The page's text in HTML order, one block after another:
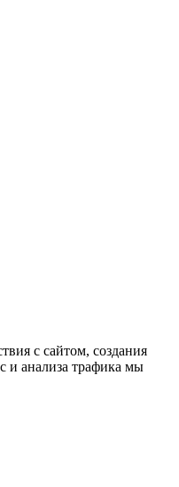
с сайтом, создания
и анализа трафика мы